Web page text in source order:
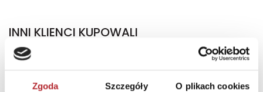
Zgoda Szczegóły O plikach cookies
INNI KLIENCI KUPOWALI